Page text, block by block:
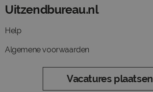
Uitzendbureau.nl
Help
Algemene voorwaarden
Vacatures plaatsen